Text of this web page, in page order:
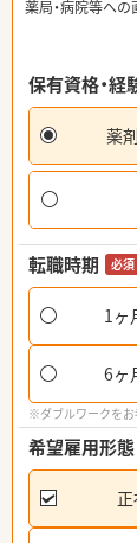
薬局・病院等へ
保有資格・経
薬
転職時期 必須
1ヶ
6ヶ
※ダブルワークをお
希望雇用形態